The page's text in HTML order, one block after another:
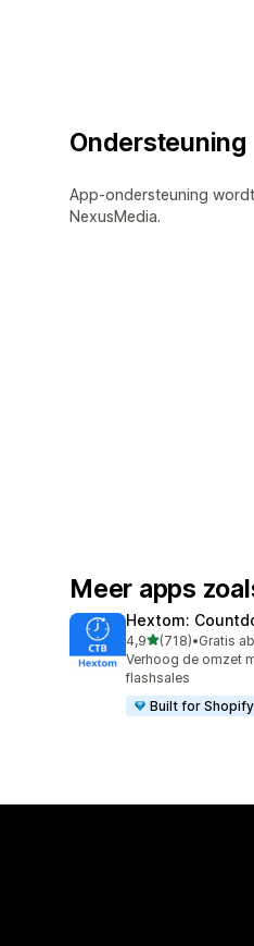
Ondersteuning
App-ondersteuning
NexusMedia.
Meer apps
Hextom:
4,9van 5 sterren
(718)
718 recensies in
•Gratis
Verhoog de omzet
flashsales
Built for Shopify